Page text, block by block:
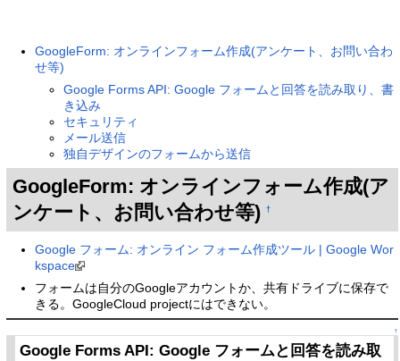
GoogleForm: オンラインフォーム作成(アンケート、お問い合わ
せ等)
Google Forms API: Google フォームと回答を読み取り、書
き込み
セキュリティ
メール送信
独自デザインのフォームから送信
GoogleForm: オンラインフォーム作成(ア
ンケート、お問い合わせ等) †
Google フォーム: オンライン フォーム作成ツール | Google Wor
kspace
フォームは自分のGoogleアカウントか、共有ドライブに保存で
きる。GoogleCloud projectにはできない。
↑
Google Forms API: Google フォームと回答を読み取